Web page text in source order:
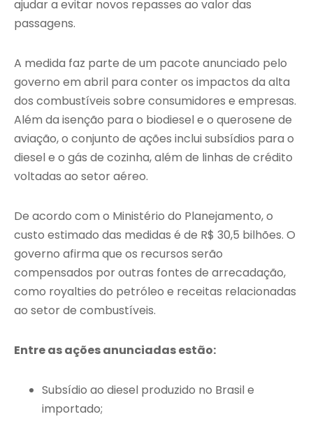
ajudar a evitar novos repasses ao valor das
passagens.
A medida faz parte de um pacote anunciado pelo
governo em abril para conter os impactos da alta
dos combustíveis sobre consumidores e empresas.
Além da isenção para o biodiesel e o querosene de
aviação, o conjunto de ações inclui subsídios para o
diesel e o gás de cozinha, além de linhas de crédito
voltadas ao setor aéreo.
De acordo com o Ministério do Planejamento, o
custo estimado das medidas é de R$ 30,5 bilhões. O
governo afirma que os recursos serão
compensados por outras fontes de arrecadação,
como royalties do petróleo e receitas relacionadas
ao setor de combustíveis.
Entre as ações anunciadas estão:
Subsídio ao diesel produzido no Brasil e
importado;